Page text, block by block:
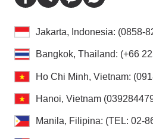
Jakarta, Indonesia: (0858-
Bangkok, Thailand: (+66
Ho Chi Minh, Vietnam:
Hanoi, Vietnam
Manila, Filipina: (TEL: 02-